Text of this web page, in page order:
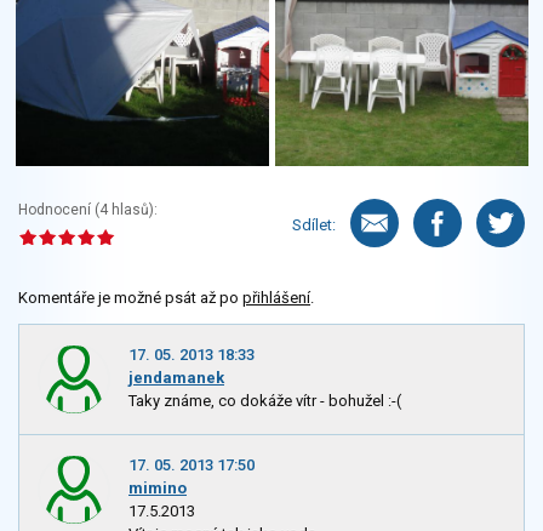
Hodnocení (4 hlasů):
Sdílet:
Komentáře je možné psát až po přihlášení.
17. 05. 2013 18:33
jendamanek
Taky známe, co dokáže vítr - bohužel :-(
17. 05. 2013 17:50
mimino
17.5.2013